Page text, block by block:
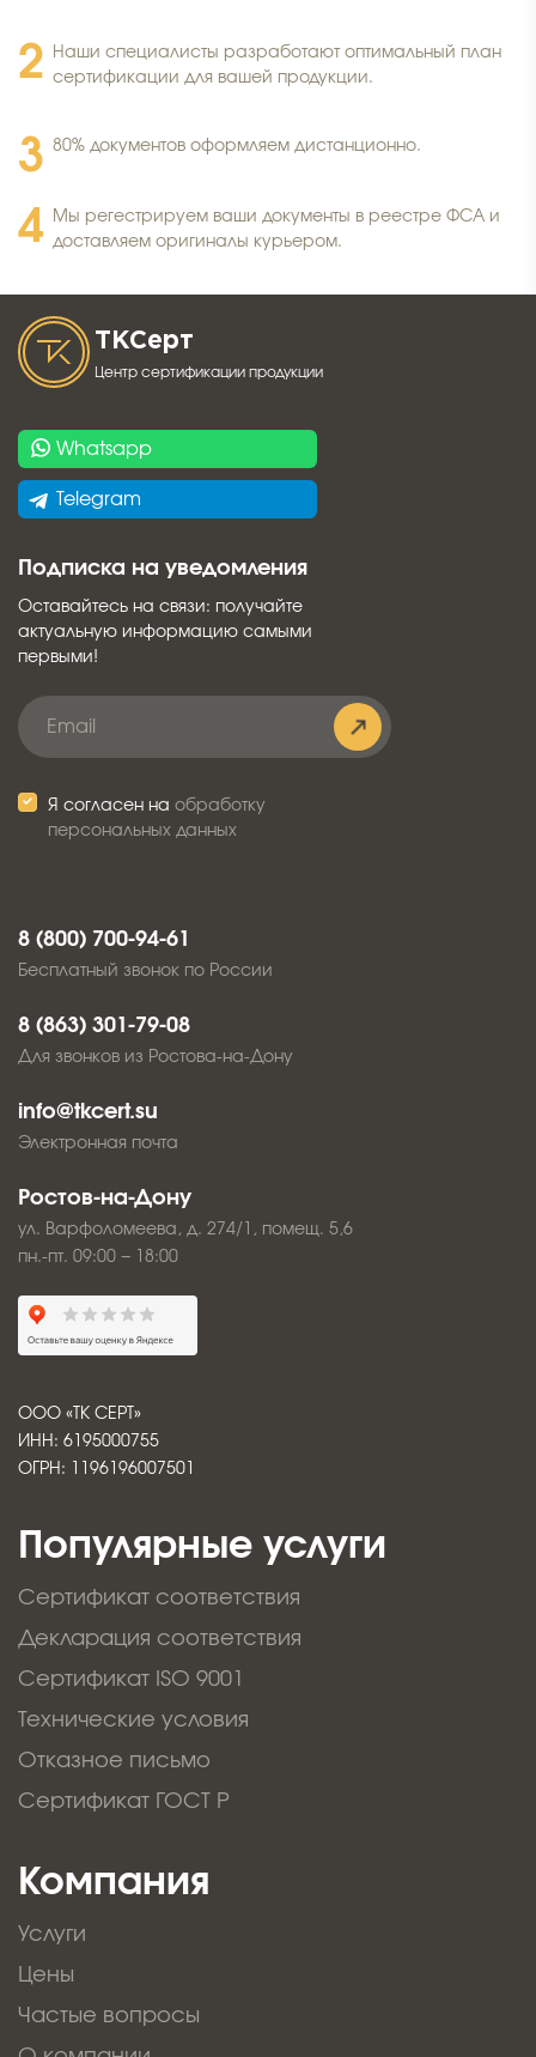
Наши специалисты разработают оптимальный план
сертификации для вашей продукции.
80% документов оформляем дистанционно.
Мы регестрируем ваши документы в реестре ФСА и
доставляем оригиналы курьером.
ТКСерт
Центр сертификации продукции
Whatsapp
Telegram
Подписка на уведомления
Оставайтесь на связи: получайте
актуальную информацию самыми
первыми!
Я согласен на обработку
персональных данных
Популярные услуги
Сертификат соответствия
Декларация соответствия
Сертификат ISO 9001
Технические условия
Отказное письмо
Сертификат ГОСТ Р
Компания
Услуги
Цены
Частые вопросы
8 (800) 700-94-61
Бесплатный звонок по России
8 (863) 301-79-08
Для звонков из Ростова-на-Дону
info@tkcert.su
Электронная почта
Ростов-на-Дону
ул. Варфоломеева, д. 274/1, помещ. 5,6
пн.-пт. 09:00 − 18:00
ООО «ТК СЕРТ»
ИНН: 6195000755
ОГРН: 1196196007501